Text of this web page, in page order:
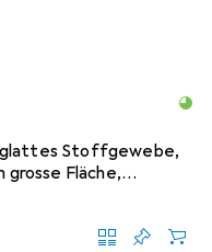
glattes Stoffgewebe,
Fläche,